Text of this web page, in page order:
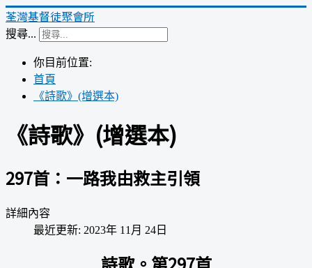
荃灣基督徒聚會所
搜尋...
你目前位置:
首頁
《詩歌》(增選本)
《詩歌》(增選本)
297首：一路我由救主引領
詳細內容
最近更新: 2023年 11月 24日